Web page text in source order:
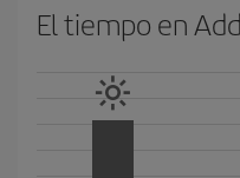
El tiempo en